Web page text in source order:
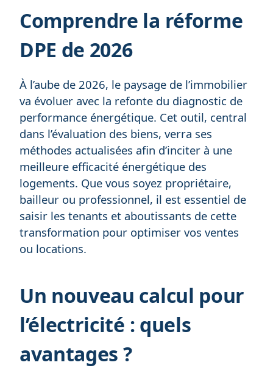
Comprendre la réforme
DPE de 2026
À l’aube de 2026, le paysage de l’immobilier
va évoluer avec la refonte du diagnostic de
performance énergétique. Cet outil, central
dans l’évaluation des biens, verra ses
méthodes actualisées afin d’inciter à une
meilleure efficacité énergétique des
logements. Que vous soyez propriétaire,
bailleur ou professionnel, il est essentiel de
saisir les tenants et aboutissants de cette
transformation pour optimiser vos ventes
ou locations.
Un nouveau calcul pour
l’électricité : quels
avantages ?